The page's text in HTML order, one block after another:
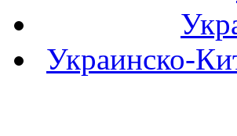
Украинско-